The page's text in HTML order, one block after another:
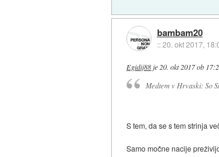
bambam20
::20. okt 2017,
Egidij88je20. okt 2017 ob
Medtem v Hrvaski: So
S tem, da se s tem strinja
Samo močne nacije